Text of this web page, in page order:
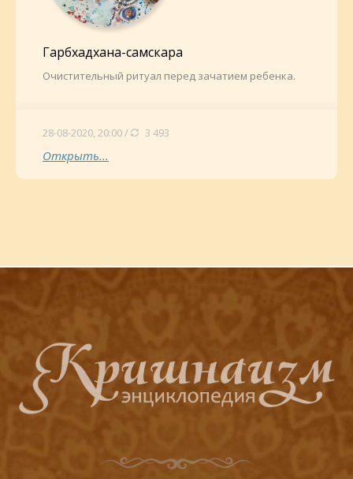
Гарбхадхана-самскара
Очистительный ритуал перед зачатием ребенка.
28-08-2020, 20:00 / 3 493
Открыть...